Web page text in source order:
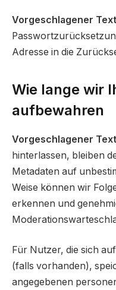
Vorgeschlagener
Adresse in die
Wie lange wir
aufbewahren
Vorgeschlagener
hinterlassen, bleiben
Metadaten auf
Weise können wir
erkennen und
Für Nutzer, die sich
(falls vorhanden),
angegebenen